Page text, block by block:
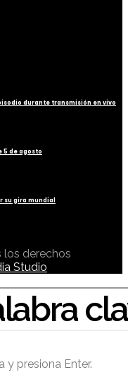
durante transmisión en vivo
5 de agosto
su gira mundial
los derechos
Studio
y presiona Enter.